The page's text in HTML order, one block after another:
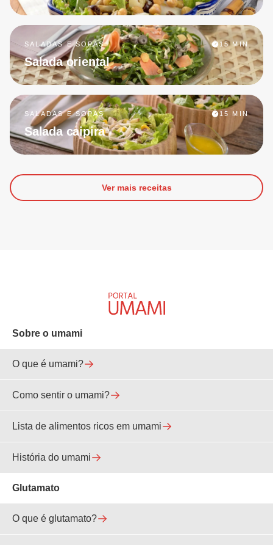
SALADAS E SOPAS 15 MIN
Salada oriental
SALADAS E SOPAS 15 MIN
Salada caipira
Ver mais receitas
Sobre o umami
O que é umami?
Como sentir o umami?
Lista de alimentos ricos em umami
História do umami
Glutamato
O que é glutamato?